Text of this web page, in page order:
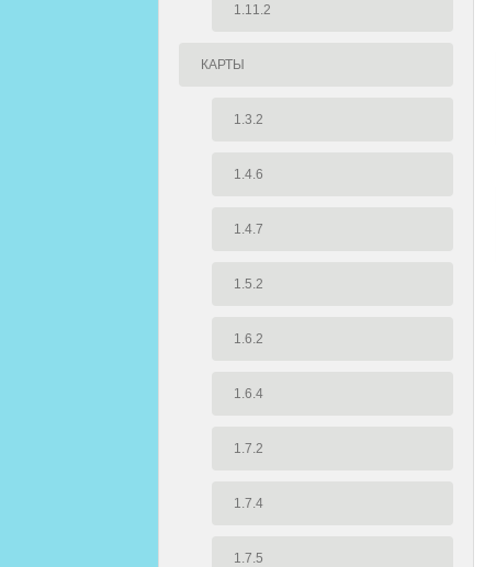
1.11.2
КАРТЫ
1.3.2
1.4.6
1.4.7
1.5.2
1.6.2
1.6.4
1.7.2
1.7.4
1.7.5